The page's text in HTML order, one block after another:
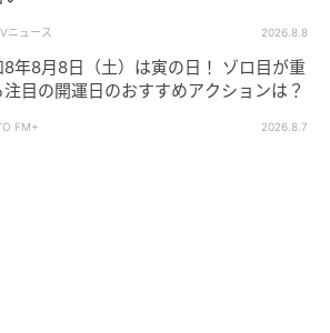
ニュース 2026.8.8
8年8月8日（土）は寅の日！ ゾロ目が重
注目の開運日のおすすめアクションは？
FM+ 2026.8.7